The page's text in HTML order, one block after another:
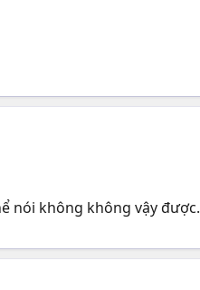
nói không không vậy được.